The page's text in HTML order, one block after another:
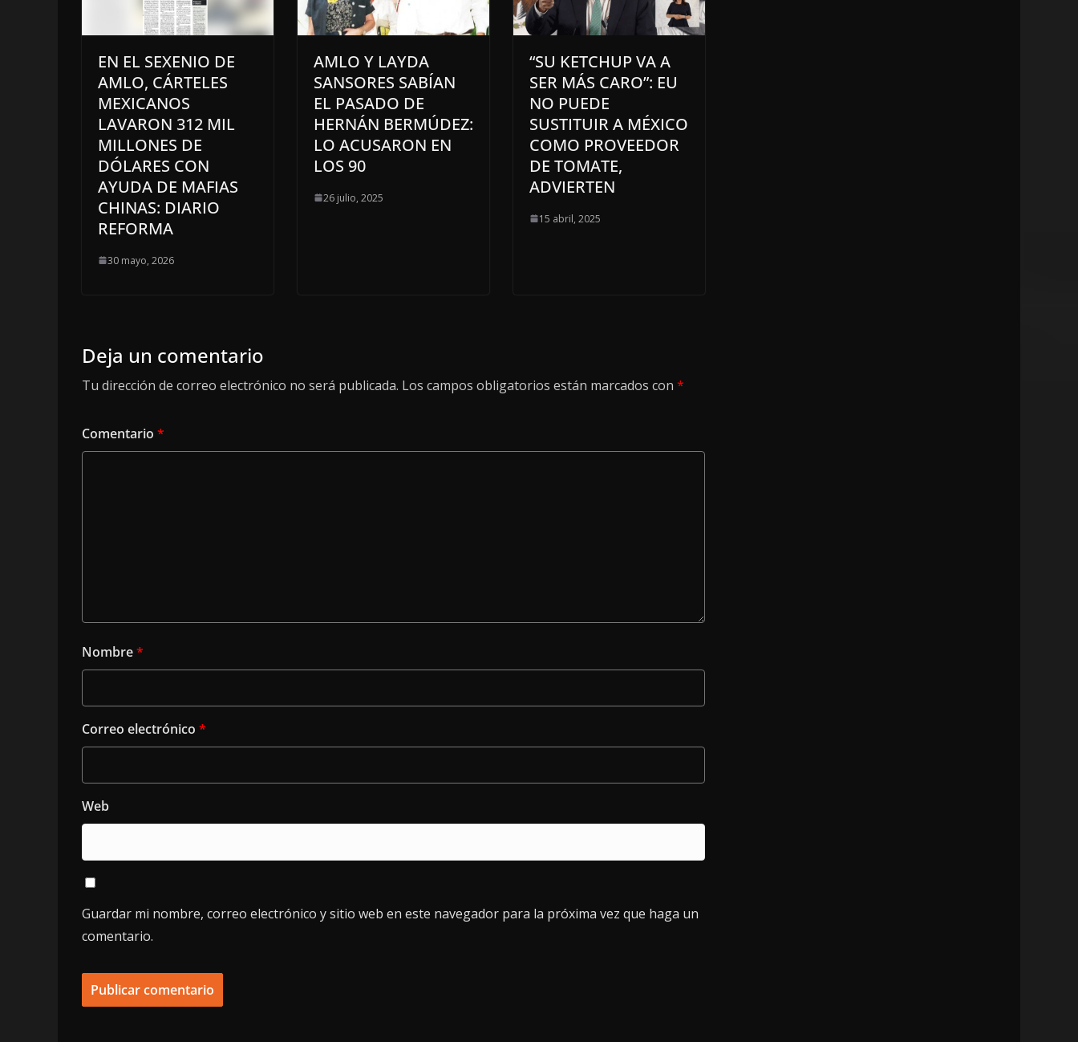
EN EL SEXENIO DE
AMLO, CÁRTELES
MEXICANOS
LAVARON 312 MIL
MILLONES DE
DÓLARES CON
AYUDA DE MAFIAS
CHINAS: DIARIO
REFORMA
30 mayo, 2026
AMLO Y LAYDA
SANSORES SABÍAN
EL PASADO DE
HERNÁN BERMÚDEZ:
LO ACUSARON EN
LOS 90
26 julio, 2025
“SU KETCHUP VA A
SER MÁS CARO”: EU
NO PUEDE
SUSTITUIR A MÉXICO
COMO PROVEEDOR
DE TOMATE,
ADVIERTEN
15 abril, 2025
Deja un comentario
Tu dirección de correo electrónico no será publicada. Los campos obligatorios están marcados con *
Comentario *
Nombre*
Correo electrónico *
Web
Guardar mi nombre, correo electrónico y sitio web en este navegador para la próxima vez que haga un
comentario.